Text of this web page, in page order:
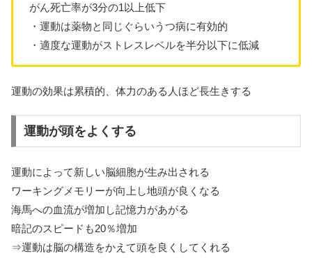
がん死亡率が3分の1以上低下
・運動は薬物と同じぐらいうつ病に有効的
・適度な運動がストレスレベルを半分以下に低減
運動の効果は累積的、体力のある人ほど長生きする
運動が頭をよくする
運動によって新しい脳細胞が生み出される
ワーキングメモリーが向上し地頭が良くなる
海馬への血流が増加し記憶力があがる
暗記のスピードも20％増加
⇒運動は脳の構造をかえて頭を良くしてくれる